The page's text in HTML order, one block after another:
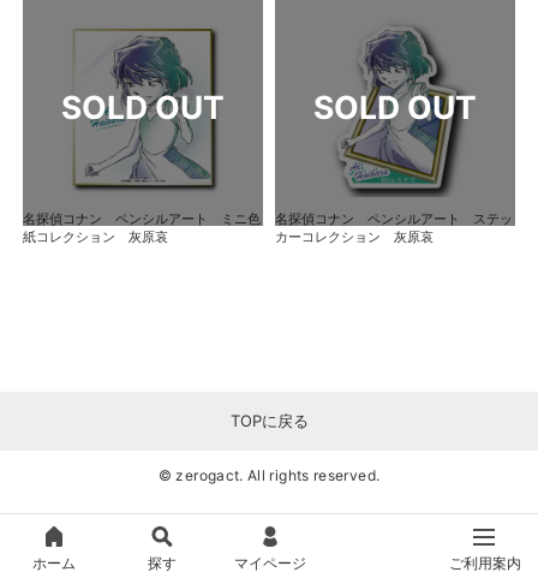
名探偵コナン ペンシルアート ミニ色
紙コレクション 灰原哀
名探偵コナン ペンシルアート ステッ
カーコレクション 灰原哀
TOPに戻る
© zerogact. All rights reserved.
ホーム 探す マイページ ご利用案内